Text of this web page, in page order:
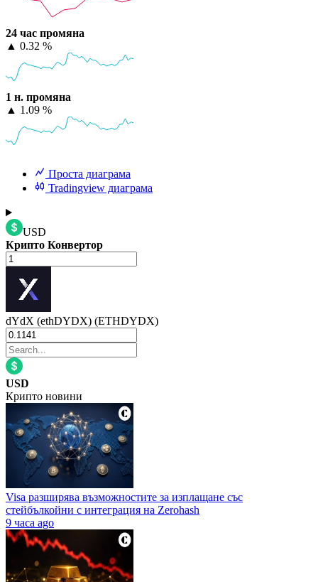
24 час промяна
▲ 0.32 %
1 н. промяна
▲ 1.09 %
Проста диаграма
Tradingview диаграма
USD
Крипто Конвертор
dYdX (ethDYDX) (ETHDYDX)
USD
Крипто новини
Visa разширява възможностите за изплащане със
стейбълкойни с интеграция на Zerohash
9 часа ago